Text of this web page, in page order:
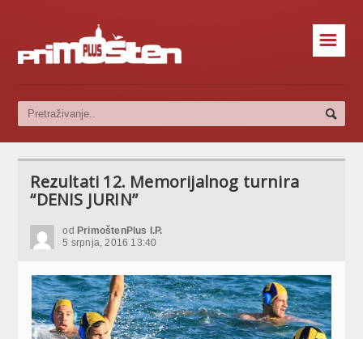
☰
Rezultati 12. Memorijalnog turnira
“DENIS JURIN”
od PrimoštenPlus I.P.
5 srpnja, 2016 13:40